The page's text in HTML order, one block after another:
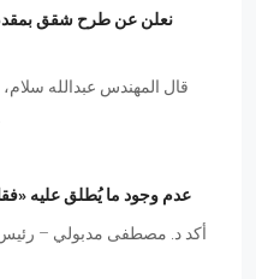
قال المهندس عبدالله
عدم وجود ما يُطلق عليه
أكد د. مصطفى مدبولي –